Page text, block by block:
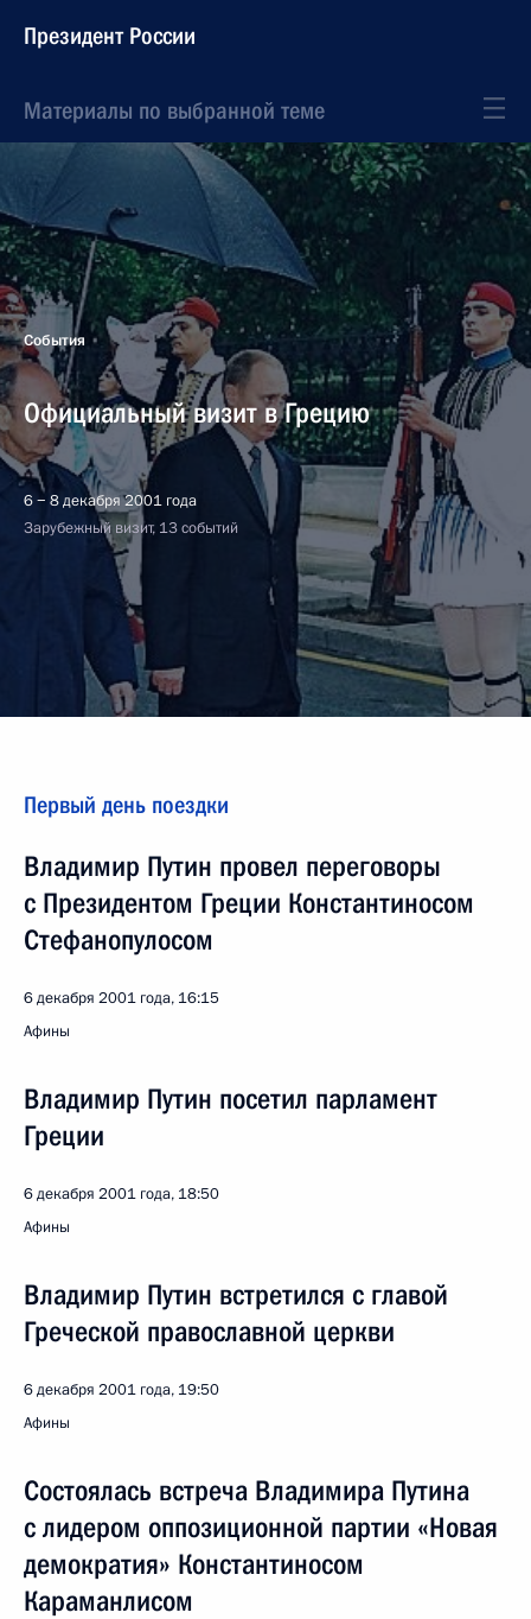
Президент России
Материалы по выбранной теме
События
Официальный визит в Грецию
6 − 8 декабря 2001 года
Зарубежный визит, 13 событий
Первый день поездки
Владимир Путин провел переговоры
с Президентом Греции Константиносом
Стефанопулосом
6 декабря 2001 года, 16:15
Афины
Владимир Путин посетил парламент
Греции
6 декабря 2001 года, 18:50
Афины
Владимир Путин встретился с главой
Греческой православной церкви
6 декабря 2001 года, 19:50
Афины
Состоялась встреча Владимира Путина
с лидером оппозиционной партии «Новая
демократия» Константиносом
Караманлисом